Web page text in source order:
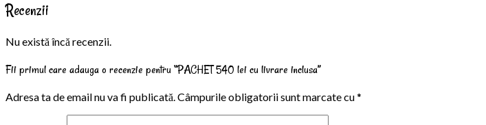
Recenzii
Nu există încă recenzii.
Fii primul care adauga o recenzie pentru “PACHET 540 lei cu livrare inclusa”
Adresa ta de email nu va fi publicată. Câmpurile obligatorii sunt marcate cu*